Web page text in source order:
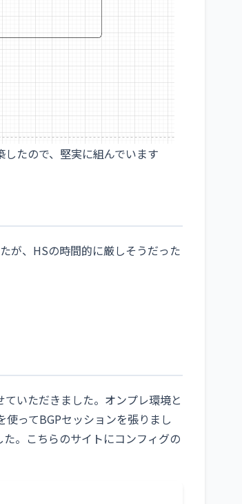
たので、堅実に組んでいます
が、HSの時間的に厳しそうだった
いただきました。オンプレ環境と
ってBGPセッションを張りまし
。こちらのサイトにコンフィグの